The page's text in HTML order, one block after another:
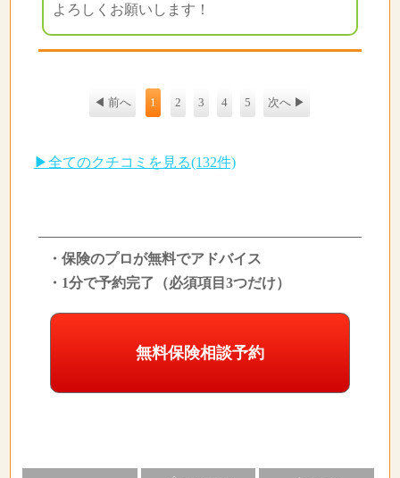
よろしくお願いします！
◀ 前へ 1 2 3 4 5 次へ ▶
▶全てのクチコミを見る(132件)
・保険のプロが無料でアドバイス
・1分で予約完了（必須項目3つだけ）
無料保険相談予約